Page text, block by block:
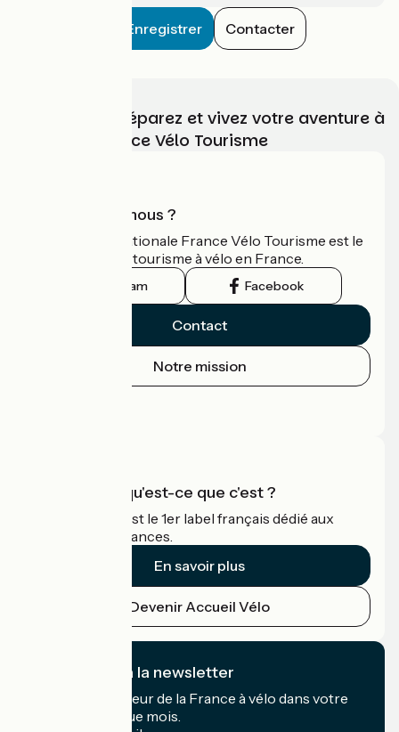
Enregistrer Contacter
Choisissez, préparez et vivez votre aventure à
vélo avec France Vélo Tourisme
Qui sommes-nous ?
L'association nationale France Vélo Tourisme est le
guide officiel du tourisme à vélo en France.
Instagram Facebook
Contact
Notre mission
Accueil Vélo qu'est-ce que c'est ?
Accueil Vélo c'est le 1er label français dédié aux
cyclistes en vacances.
En savoir plus
Devenir Accueil Vélo
Je m'abonne à la newsletter
Recevez le meilleur de la France à vélo dans votre
boîte mail chaque mois.